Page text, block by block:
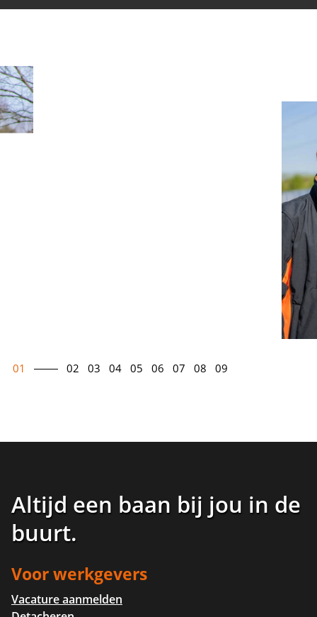
01 02 03 04 05 06 07 08 09
Altijd een baan bij jou in de
buurt.
Voor werkgevers
Vacature aanmelden